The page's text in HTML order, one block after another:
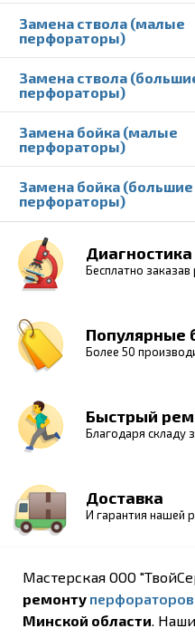
Замена ствола (малые
перфораторы)
Замена ствола
перфораторы)
Замена бойка (малые
перфораторы)
Замена бойка (большие
перфораторы)
Диагностика
Бесплатно
Популярные
Более 50
Быстрый
Благодаря складу
Доставка
И гарантия нашей
Мастерская ООО
ремонту перфораторов
Минской области.